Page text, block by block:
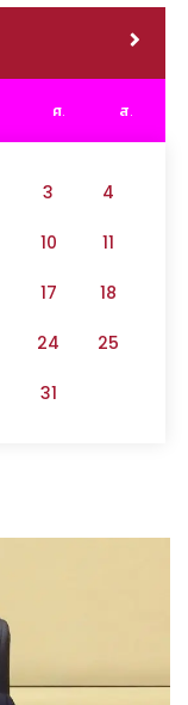
ศ. ส.
3 4
10 11
17 18
24 25
31